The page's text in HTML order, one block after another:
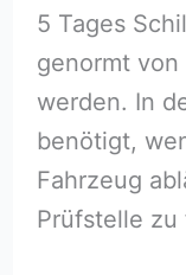
5 Tages
genormt
werden. In
benötigt,
Fahrzeug
Prüfstelle zu